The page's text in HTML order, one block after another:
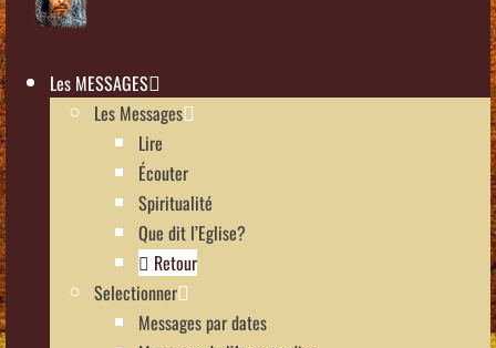
Les MESSAGES
Les Messages
Lire
Écouter
Spiritualité
Que dit l’Eglise?
Retour
Selectionner
Messages par dates